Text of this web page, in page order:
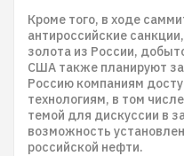
Кроме того, в ходе
антироссийские
золота из России,
США также планируют
Россию компаниям
технологиям, в том
темой для дискуссии в
возможность
российской нефти.